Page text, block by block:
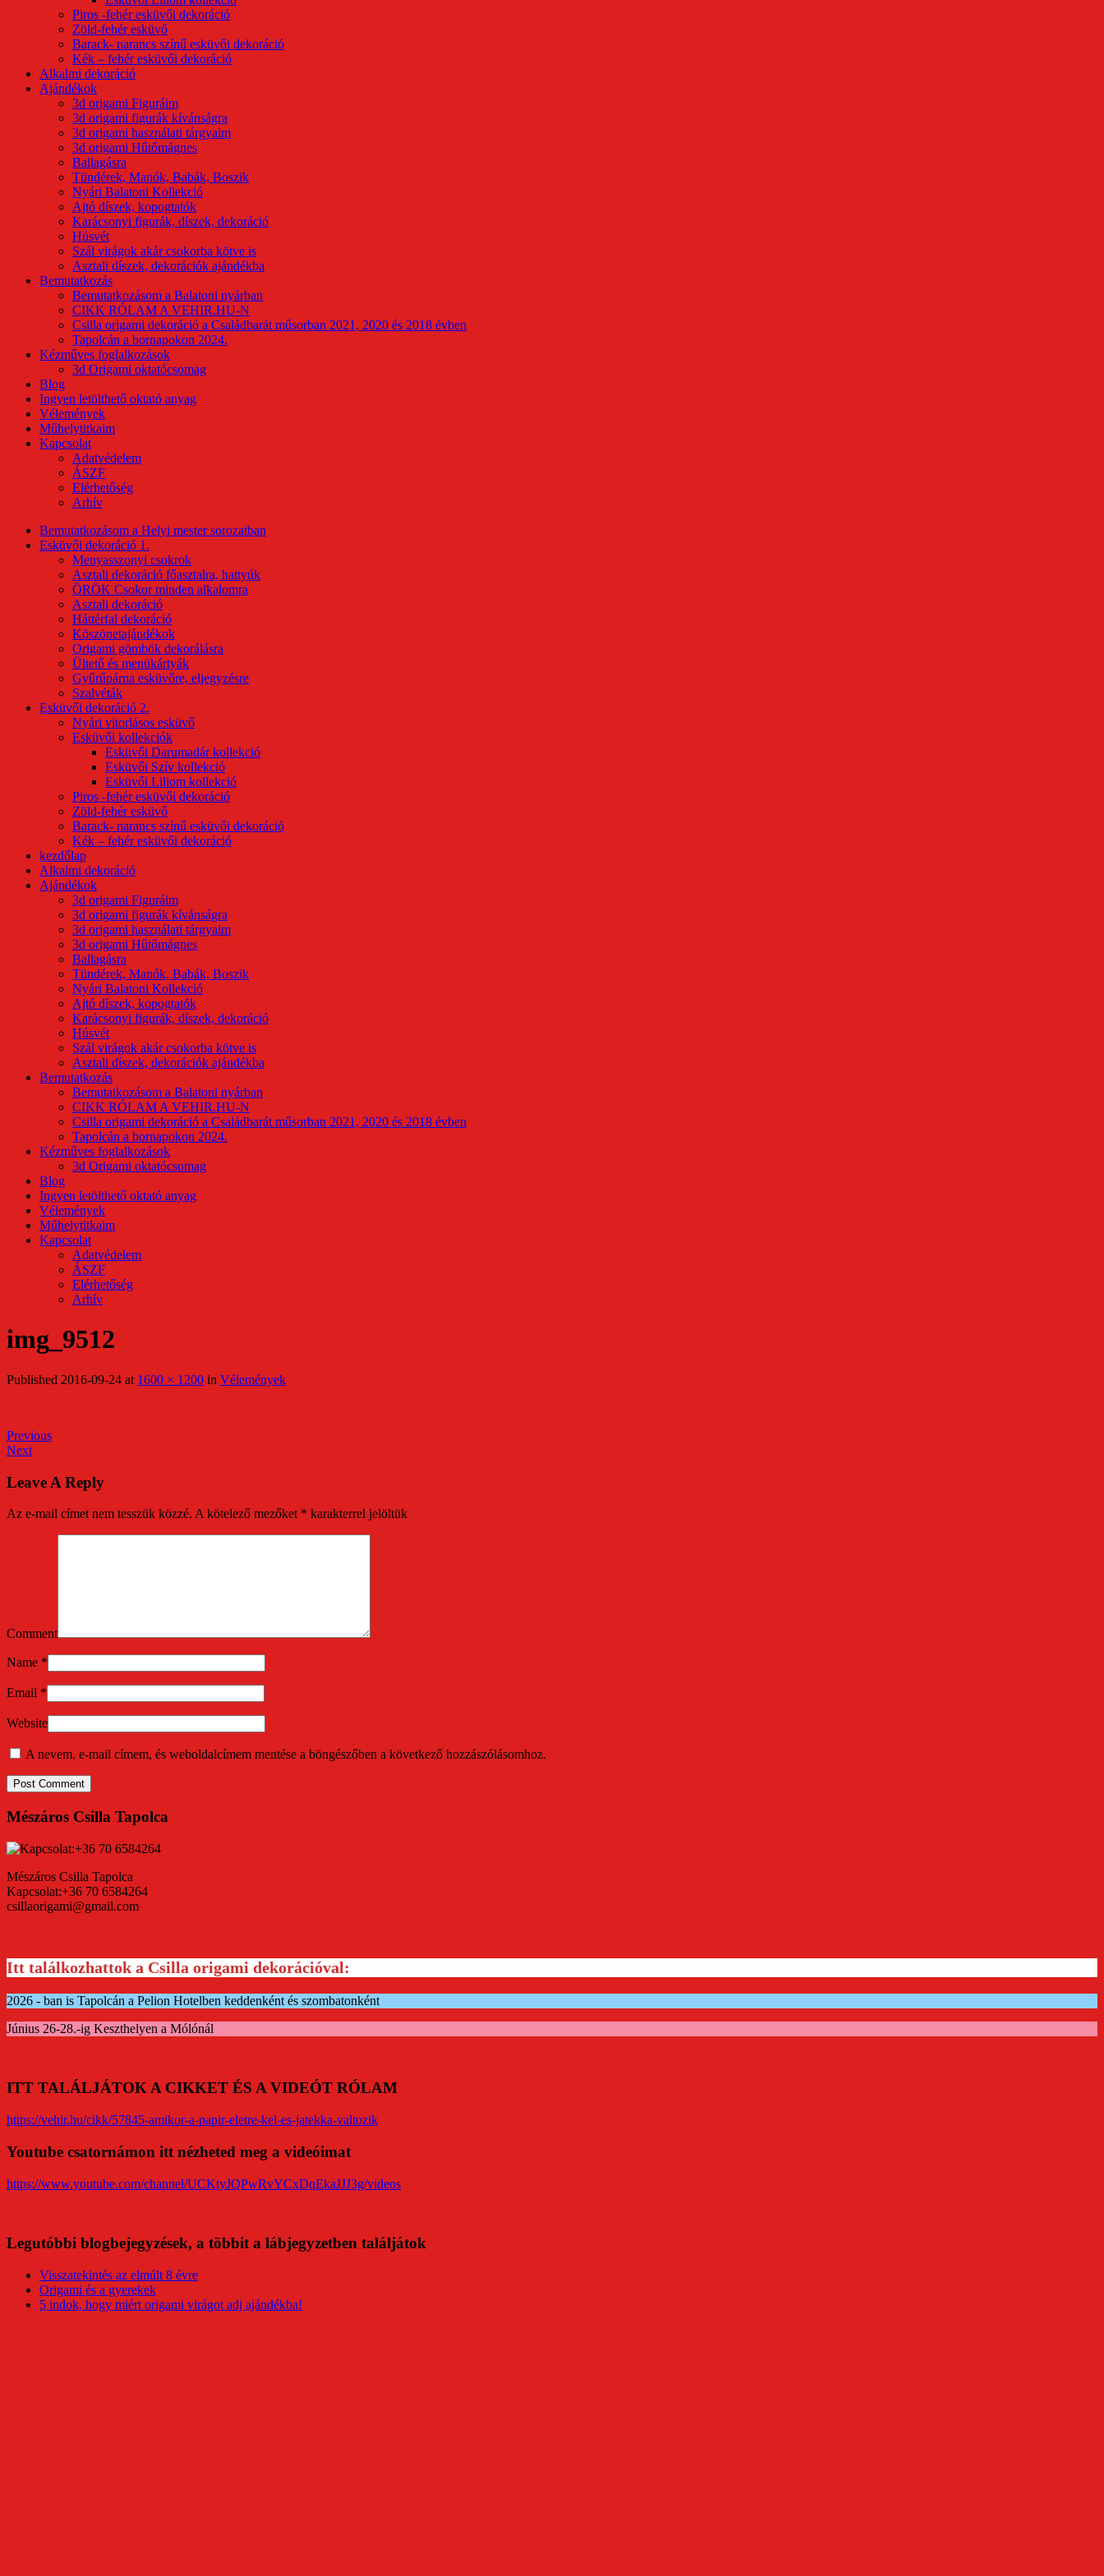
Piros -fehér esküvői dekoráció
Zöld-fehér esküvő
Barack- narancs színű esküvői dekoráció
Kék – fehér esküvői dekoráció
Alkalmi dekoráció
Ajándékok
3d origami Figuráim
3d origami figurák kívánságra
3d origami használati tárgyaim
3d origami Hűtőmágnes
Ballagásra
Tündérek, Manók, Babák, Boszik
Nyári Balatoni Kollekció
Ajtó díszek, kopogtatók
Karácsonyi figurák, díszek, dekoráció
Húsvét
Szál virágok akár csokorba kötve is
Asztali díszek, dekorációk ajándékba
Bemutatkozás
Bemutatkozásom a Balatoni nyárban
CIKK RÓLAM A VEHIR.HU-N
Csilla origami dekoráció a Családbarát műsorban 2021, 2020 és 2018 évben
Tapolcán a bornapokon 2024.
Kézműves foglalkozások
3d Origami oktatócsomag
Blog
Ingyen letölthető oktató anyag
Vélemények
Műhelytitkaim
Kapcsolat
Adatvédelem
ÁSZF
Elérhetőség
Arhív
Bemutatkozásom a Helyi mester sorozatban
Esküvői dekoráció 1.
Menyasszonyi csokrok
Asztali dekoráció főasztalra, hattyúk
ÖRÖK Csokor minden alkalomra
Asztali dekoráció
Háttérfal dekoráció
Köszönetajándékok
Origami gömbök dekorálásra
Ültető és menükártyák
Gyűrűpárna esküvőre, eljegyzésre
Szalvéták
Esküvői dekoráció 2.
Nyári vitorlásos esküvő
Esküvői kollekciók
Esküvői Darumadár kollekció
Esküvői Szív kollekció
Esküvői Liliom kollekció
Piros -fehér esküvői dekoráció
Zöld-fehér esküvő
Barack- narancs színű esküvői dekoráció
Kék – fehér esküvői dekoráció
kezdőlap
Alkalmi dekoráció
Ajándékok
3d origami Figuráim
3d origami figurák kívánságra
3d origami használati tárgyaim
3d origami Hűtőmágnes
Ballagásra
Tündérek, Manók, Babák, Boszik
Nyári Balatoni Kollekció
Ajtó díszek, kopogtatók
Karácsonyi figurák, díszek, dekoráció
Húsvét
Szál virágok akár csokorba kötve is
Asztali díszek, dekorációk ajándékba
Bemutatkozás
Bemutatkozásom a Balatoni nyárban
CIKK RÓLAM A VEHIR.HU-N
Csilla origami dekoráció a Családbarát műsorban 2021, 2020 és 2018 évben
Tapolcán a bornapokon 2024.
Kézműves foglalkozások
3d Origami oktatócsomag
Blog
Ingyen letölthető oktató anyag
Vélemények
Műhelytitkaim
Kapcsolat
Adatvédelem
ÁSZF
Elérhetőség
Arhív
img_9512
Published 2016-09-24 at 1600 × 1200 in Vélemények
Previous
Next
Leave A Reply
Az e-mail címet nem tesszük közzé. A kötelező mezőket * karakterrel jelöltük
Comment
Name *
Email *
Website
A nevem, e-mail címem, és weboldalcímem mentése a böngészőben a következő hozzászólásomhoz.
Mészáros Csilla Tapolca
Mészáros Csilla Tapolca
Kapcsolat:+36 70 6584264
csillaorigami@gmail.com
Itt találkozhattok a Csilla origami dekorációval:
2026 - ban is Tapolcán a Pelion Hotelben keddenként és szombatonként
Június 26-28.-ig Keszthelyen a Mólónál
ITT TALÁLJÁTOK A CIKKET ÉS A VIDEÓT RÓLAM
https://vehir.hu/cikk/57845-amikor-a-papir-eletre-kel-es-jatekka-valtozik
Youtube csatornámon itt nézheted meg a videóimat
https://www.youtube.com/channel/UCKtyJQPwRvYCxDqEkaJJJ3g/videos
Legutóbbi blogbejegyzések, a többit a lábjegyzetben találjátok
Visszatekintés az elmúlt 8 évre
Origami és a gyerekek
5 indok, hogy miért origami virágot adj ajándékba!